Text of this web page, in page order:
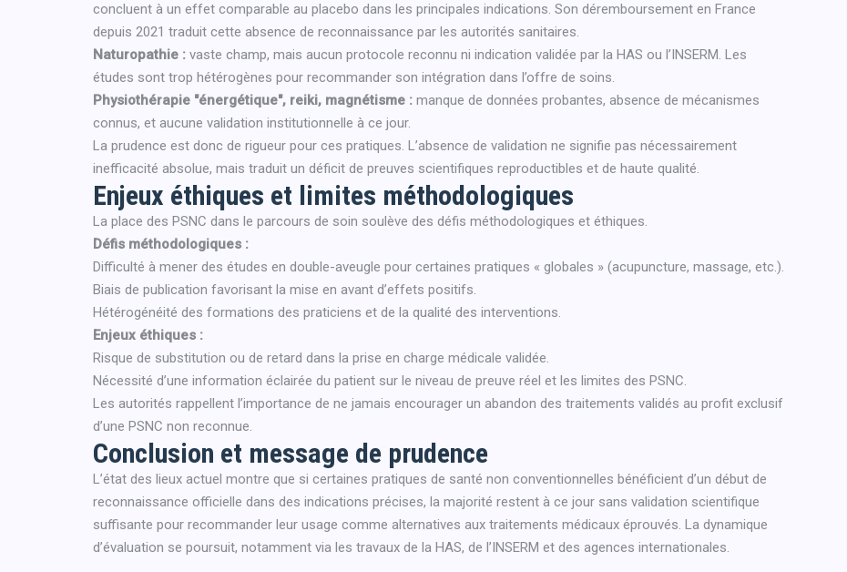
concluent à un effet comparable au placebo dans les principales indications. Son déremboursement en France
depuis 2021 traduit cette absence de reconnaissance par les autorités sanitaires.
Naturopathie : vaste champ, mais aucun protocole reconnu ni indication validée par la HAS ou l’INSERM. Les
études sont trop hétérogènes pour recommander son intégration dans l’offre de soins.
Physiothérapie "énergétique", reiki, magnétisme : manque de données probantes, absence de mécanismes
connus, et aucune validation institutionnelle à ce jour.
La prudence est donc de rigueur pour ces pratiques. L’absence de validation ne signifie pas nécessairement
inefficacité absolue, mais traduit un déficit de preuves scientifiques reproductibles et de haute qualité.
Enjeux éthiques et limites méthodologiques
La place des PSNC dans le parcours de soin soulève des défis méthodologiques et éthiques.
Défis méthodologiques :
Difficulté à mener des études en double-aveugle pour certaines pratiques « globales » (acupuncture, massage, etc.).
Biais de publication favorisant la mise en avant d’effets positifs.
Hétérogénéité des formations des praticiens et de la qualité des interventions.
Enjeux éthiques :
Risque de substitution ou de retard dans la prise en charge médicale validée.
Nécessité d’une information éclairée du patient sur le niveau de preuve réel et les limites des PSNC.
Les autorités rappellent l’importance de ne jamais encourager un abandon des traitements validés au profit exclusif
d’une PSNC non reconnue.
Conclusion et message de prudence
L’état des lieux actuel montre que si certaines pratiques de santé non conventionnelles bénéficient d’un début de
reconnaissance officielle dans des indications précises, la majorité restent à ce jour sans validation scientifique
suffisante pour recommander leur usage comme alternatives aux traitements médicaux éprouvés. La dynamique
d’évaluation se poursuit, notamment via les travaux de la HAS, de l’INSERM et des agences internationales.